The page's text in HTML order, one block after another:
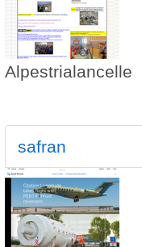
Alpestrialancelle
safran